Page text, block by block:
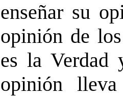
enseñar su
opinión de
es la
opinión